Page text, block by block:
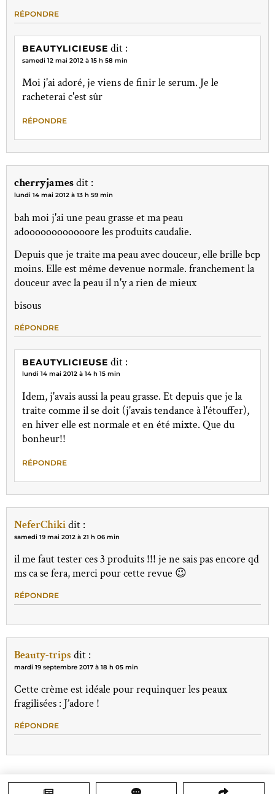
RÉPONDRE
BEAUTYLICIEUSE dit :
samedi 12 mai 2012 à 15 h 58 min
Moi j'ai adoré, je viens de finir le serum. Je le
racheterai c'est sûr
RÉPONDRE
cherryjamesdit :
lundi 14 mai 2012 à 13 h 59 min
bah moi j'ai une peau grasse et ma peau
adoooooooooooore les produits caudalie.
Depuis que je traite ma peau avec douceur, elle brille bcp
moins. Elle est même devenue normale. franchement la
douceur avec la peau il n'y a rien de mieux
bisous
RÉPONDRE
BEAUTYLICIEUSE dit :
lundi 14 mai 2012 à 14 h 15 min
Idem, j'avais aussi la peau grasse. Et depuis que je la
traite comme il se doit (j'avais tendance à l'étouffer),
en hiver elle est normale et en été mixte. Que du
bonheur!!
RÉPONDRE
NeferChikidit :
samedi 19 mai 2012 à 21 h 06 min
il me faut tester ces 3 produits !!! je ne sais pas encore qd
ms ca se fera, merci pour cette revue 😉
RÉPONDRE
Beauty-trips dit :
mardi 19 septembre 2017 à 18 h 05 min
Cette crème est idéale pour requinquer les peaux
fragilisées : J’adore !
RÉPONDRE